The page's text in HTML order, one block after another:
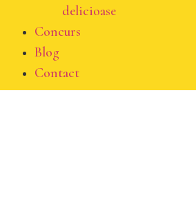
delicioase
Concurs
Blog
Contact